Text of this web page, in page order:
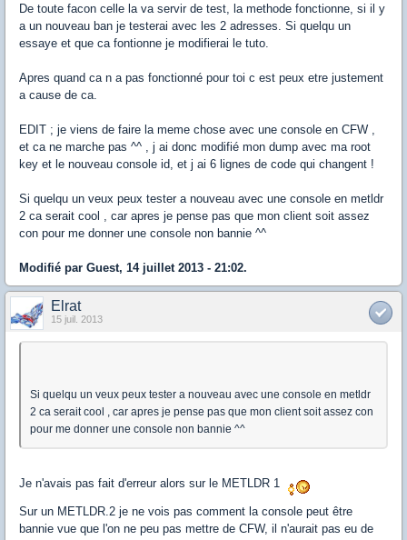
De toute facon celle la va servir de test, la methode fonctionne, si il y
a un nouveau ban je testerai avec les 2 adresses. Si quelqu un
essaye et que ca fontionne je modifierai le tuto.
Apres quand ca n a pas fonctionné pour toi c est peux etre justement
a cause de ca.
EDIT ; je viens de faire la meme chose avec une console en CFW ,
et ca ne marche pas ^^ , j ai donc modifié mon dump avec ma root
key et le nouveau console id, et j ai 6 lignes de code qui changent !
Si quelqu un veux peux tester a nouveau avec une console en metldr
2 ca serait cool , car apres je pense pas que mon client soit assez
con pour me donner une console non bannie ^^
Modifié par Guest, 14 juillet 2013 - 21:02.
Elrat
15 juil. 2013
Si quelqu un veux peux tester a nouveau avec une console en metldr
2 ca serait cool , car apres je pense pas que mon client soit assez con
pour me donner une console non bannie ^^
Je n'avais pas fait d'erreur alors sur le METLDR 1
Sur un METLDR.2 je ne vois pas comment la console peut être
bannie vue que l'on ne peu pas mettre de CFW, il n'aurait pas eu de